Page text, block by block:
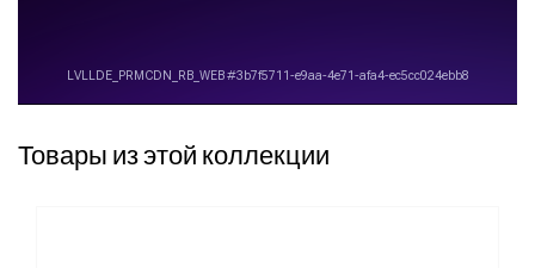
Товары из этой коллекции